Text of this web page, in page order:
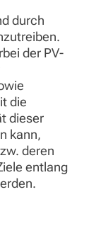
durch
der PV-
die
dieser
kann,
deren
entlang